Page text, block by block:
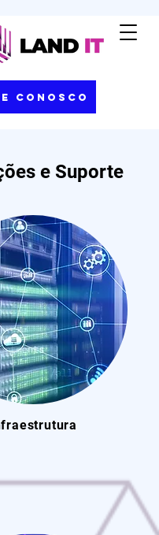
Conosco
e Suporte